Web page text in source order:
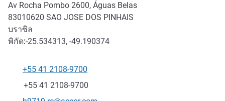
Av Rocha Pombo 2600, Águas Belas
83010620 SAO JOSE DOS PINHAIS
บราซิล
พิกัด:-25.534313, -49.190374
โทรศัพท์
+55 41 2108-9700
แฟกซ์
+55 41 2108-9700